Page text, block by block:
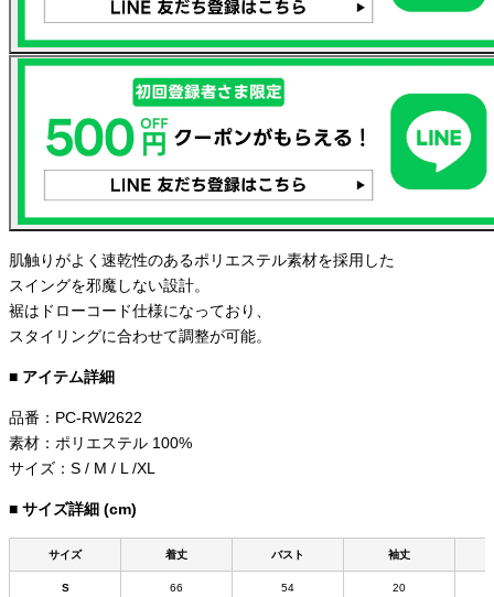
肌触りがよく速乾性のあるポリエステル素材を採用した
スイングを邪魔しない設計。
裾はドローコード仕様になっており、
スタイリングに合わせて調整が可能。
■ アイテム詳細
品番：PC-RW2622
素材：ポリエステル 100%
サイズ：S / M / L /XL
■ サイズ詳細 (cm)
サイズ 着丈 バスト 袖丈
S 66 54 20